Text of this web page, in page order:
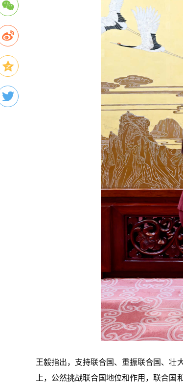
王毅指出，支持联合国、重振联合国、壮
上，公然挑战联合国地位和作用，联合